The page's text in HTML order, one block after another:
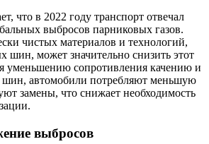
что в 2022 году транспорт отвечал
выбросов парниковых газов.
чистых материалов и технологий,
шин, может значительно снизить этот
уменьшению сопротивления качению и
шин, автомобили потребляют меньшую
замены, что снижает необходимость
выбросов